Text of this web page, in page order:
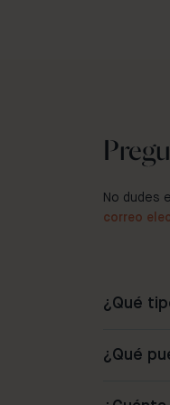
No dudes
correo
¿Qué
¿Qué